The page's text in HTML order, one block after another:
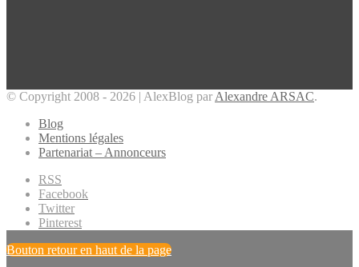
© Copyright 2008 - 2026 | AlexBlog par Alexandre ARSAC.
Blog
Mentions légales
Partenariat – Annonceurs
RSS
Facebook
Twitter
Pinterest
Bouton retour en haut de la page